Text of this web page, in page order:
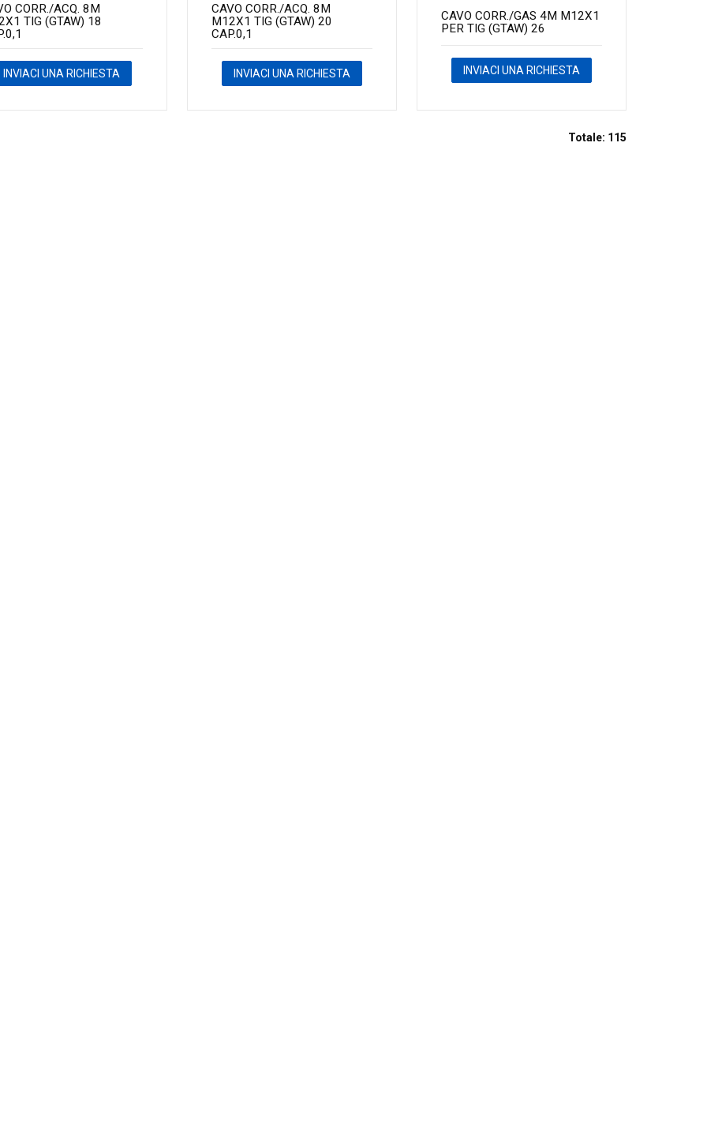
CORR./ACQ. 8M
TIG (GTAW) 18
INVIACI UNA RICHIESTA
CAVO CORR./ACQ. 8M
M12X1 TIG (GTAW) 20
CAP.0,1
INVIACI UNA RICHIESTA
CAVO CORR./GAS 4M M12X1
PER TIG (GTAW) 26
INVIACI UNA RICHIESTA
Totale: 115